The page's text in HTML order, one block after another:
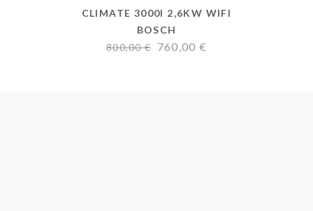
OFERTACLIMATE 3000I 2,6KW WIFI
BOSCH
800,00€ El
760,00 €